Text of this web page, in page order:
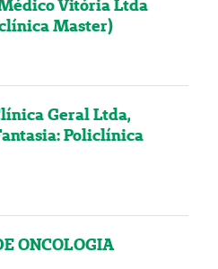
Vitória Ltda
Master)
Geral Ltda,
Policlínica
ONCOLOGIA